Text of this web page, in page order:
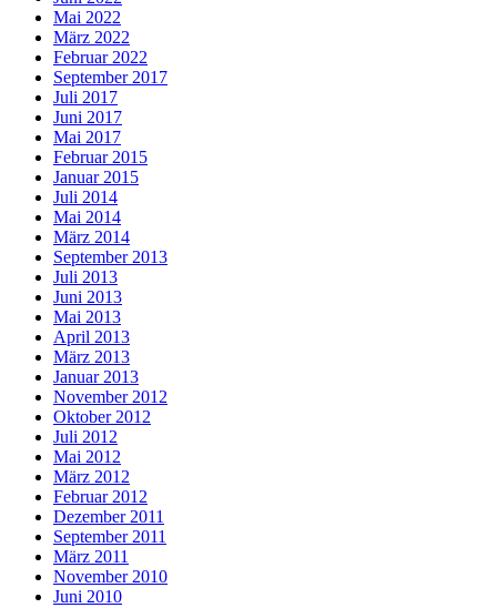
Mai 2022
März 2022
Februar 2022
September 2017
Juli 2017
Juni 2017
Mai 2017
Februar 2015
Januar 2015
Juli 2014
Mai 2014
März 2014
September 2013
Juli 2013
Juni 2013
Mai 2013
April 2013
März 2013
Januar 2013
November 2012
Oktober 2012
Juli 2012
Mai 2012
März 2012
Februar 2012
Dezember 2011
September 2011
März 2011
November 2010
Juni 2010